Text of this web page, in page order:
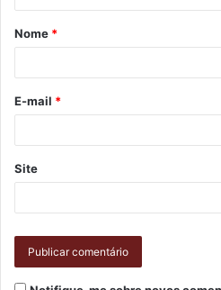
Nome *
E-mail *
Site